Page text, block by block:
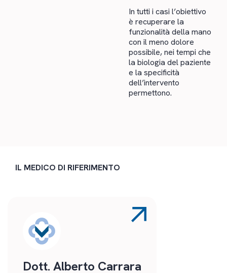
In tutti i casi l’obiettivo
è recuperare la
funzionalità della mano
con il meno dolore
possibile, nei tempi che
la biologia del paziente
e la specificità
dell’intervento
permettono.
IL MEDICO DI RIFERIMENTO
Dott. Alberto Carrara